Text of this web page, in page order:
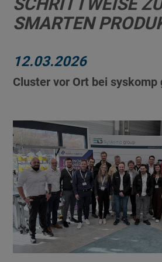
SMARTEN
12.03.2026
Cluster vor Ort bei syskomp